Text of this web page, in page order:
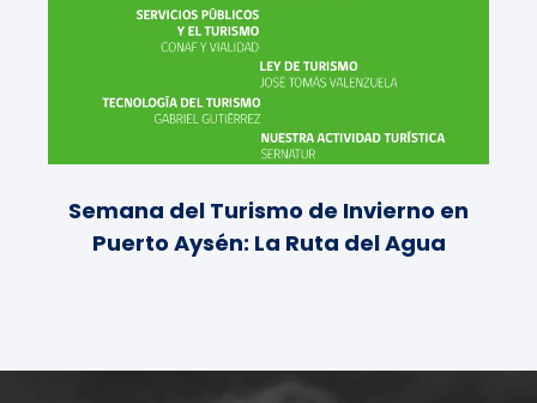
Semana del Turismo de Invierno en
Puerto Aysén: La Ruta del Agua